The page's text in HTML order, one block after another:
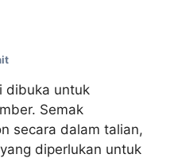
dibuka untuk
Semak
secara dalam talian,
diperlukan untuk